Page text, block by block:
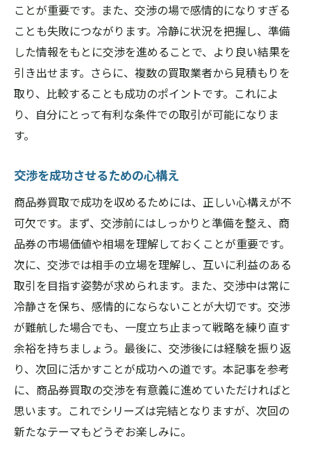
ことが重要です。また、交渉の場で感情的になりすぎる
ことも失敗につながります。冷静に状況を把握し、準備
した情報をもとに交渉を進めることで、より良い結果を
引き出せます。さらに、複数の買取業者から見積もりを
取り、比較することも成功のポイントです。これによ
り、自分にとって有利な条件での取引が可能になりま
す。
交渉を成功させるための心構え
商品券買取で成功を収めるためには、正しい心構えが不
可欠です。まず、交渉前にはしっかりと準備を整え、商
品券の市場価値や相場を理解しておくことが重要です。
次に、交渉では相手の立場を理解し、互いに利益のある
取引を目指す姿勢が求められます。また、交渉中は常に
冷静さを保ち、感情的にならないことが大切です。交渉
が難航した場合でも、一度立ち止まって戦略を練り直す
余裕を持ちましょう。最後に、交渉後には経験を振り返
り、次回に活かすことが成功への道です。本記事を参考
に、商品券買取の交渉を有意義に進めていただければと
思います。これでシリーズは完結となりますが、次回の
新たなテーマもどうぞお楽しみに。